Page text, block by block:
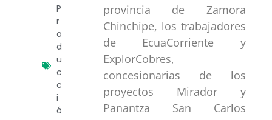
P
r
o
d
u
c
c
i
ó
provincia de Zamora
Chinchipe, los trabajadores
de EcuaCorriente y
ExplorCobres,
concesionarias de los
proyectos Mirador y
Panantza San Carlos